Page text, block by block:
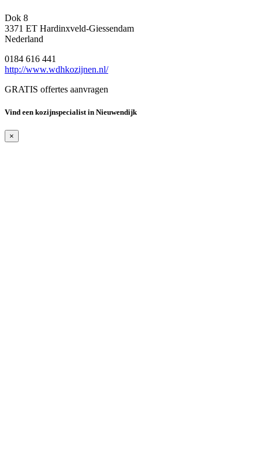
Dok 8
3371 ET Hardinxveld-Giessendam
Nederland
0184 616 441
http://www.wdhkozijnen.nl/
GRATIS offertes aanvragen
Vind een kozijnspecialist in Nieuwendijk
×